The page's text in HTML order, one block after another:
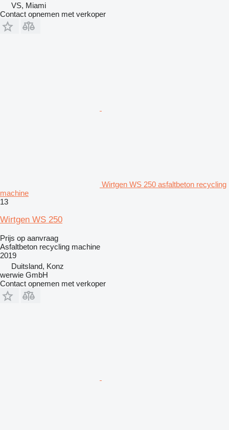
VS, Miami
Contact opnemen met verkoper
Wirtgen WS 250 asfaltbeton recycling
machine
13
Wirtgen WS 250
Prijs op aanvraag
Asfaltbeton recycling machine
2019
Duitsland, Konz
werwie GmbH
Contact opnemen met verkoper